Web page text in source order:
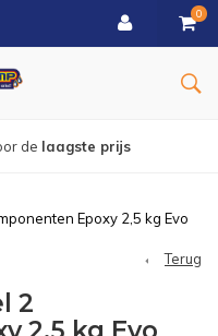
0
€ 150
Epoxy 2,5 kg Evo
Terug
2